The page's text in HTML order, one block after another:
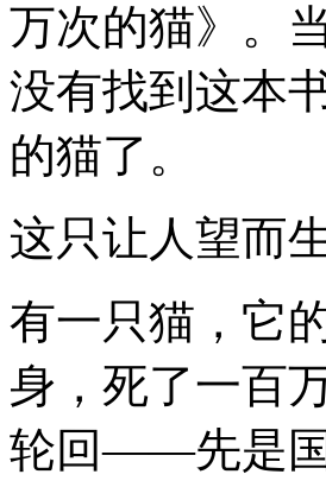
万次的猫》。
没有找到这本
的猫了。
这只让人望而
有一只猫，它
身，死了一百
轮回——先是国